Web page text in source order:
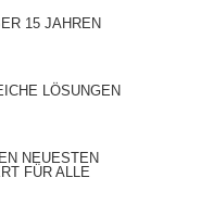
15 JAHREN
LÖSUNGEN
NEUESTEN
FÜR ALLE